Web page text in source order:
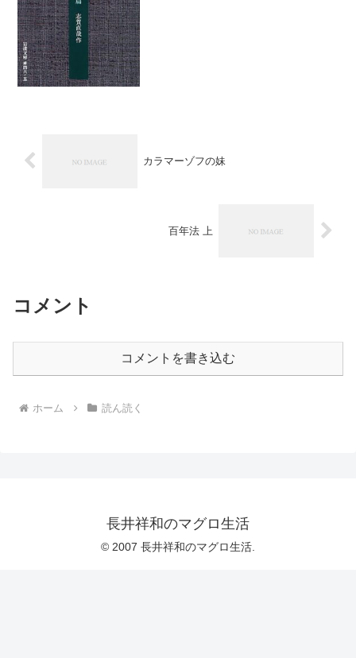
カラマーゾフの妹
百年法 上
コメント
コメントを書き込む
ホーム 読ん読く
長井祥和のマグロ生活
© 2007 長井祥和のマグロ生活.